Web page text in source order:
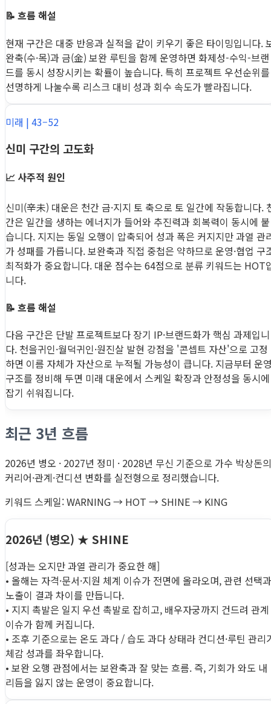
📝 흐름 해설
현재 구간은 대중 반응과 실적을 같이 키우기 좋은 타이밍입니다.
완축(수·목)과 금(金) 보완 루틴을 함께 운영하면 화제성-수익-브랜
드를 동시 성장시키는 확률이 높습니다. 특히 프로젝트 우선순위를
선명하게 나눌수록 리스크 대비 성과 회수 속도가 빨라집니다.
미래 | 43–52
신미 구간의 고도화
📈 사주적 원인
신미(辛未) 대운은 천간 금·지지 토 축으로 토 일간에 작동합니다.
간은 일간을 생하는 에너지가 들어와 추진력과 회복력이 동시에 붙
습니다. 지지는 동일 오행이 압축되어 성과 폭은 커지지만 과열 관
가 성패를 가릅니다. 보완축과 직접 중첩은 약하므로 운영·협업 구
최적화가 중요합니다. 대운 점수는 64점으로 분류 키워드는 HOT
니다.
📝 흐름 해설
다음 구간은 단발 프로젝트보다 장기 IP·브랜드화가 핵심 과제입니
다. 천을귀인·월덕귀인·원진살 발현 강점을 '콘셉트 자산'으로 고정
하면 이름 자체가 자산으로 누적될 가능성이 큽니다. 지금부터 운
구조를 정비해 두면 미래 대운에서 스케일 확장과 안정성을 동시에
잡기 쉬워집니다.
최근 3년 흐름
2026년 병오 · 2027년 정미 · 2028년 무신 기준으로 가수 박상돈의
커리어·관계·컨디션 변화를 실전형으로 정리했습니다.
키워드 스케일: WARNING → HOT → SHINE → KING
2026년 (병오) ★ SHINE
[성과는 오지만 과열 관리가 중요한 해]
• 올해는 자격·문서·지원 체계 이슈가 전면에 올라오며, 관련 선택과
노출이 결과 차이를 만듭니다.
• 지지 촉발은 일지 우선 촉발로 잡히고, 배우자궁까지 건드려 관계
이슈가 함께 커집니다.
• 조후 기준으로는 온도 과다 / 습도 과다 상태라 컨디션·루틴 관리
체감 성과를 좌우합니다.
• 보완 오행 관점에서는 보완축과 잘 맞는 흐름. 즉, 기회가 와도 내
리듬을 잃지 않는 운영이 중요합니다.